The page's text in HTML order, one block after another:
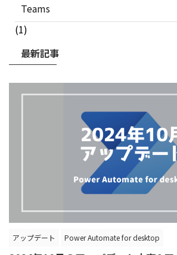
Teams
(1)
最新記事
アップデート Power Automate for desktop